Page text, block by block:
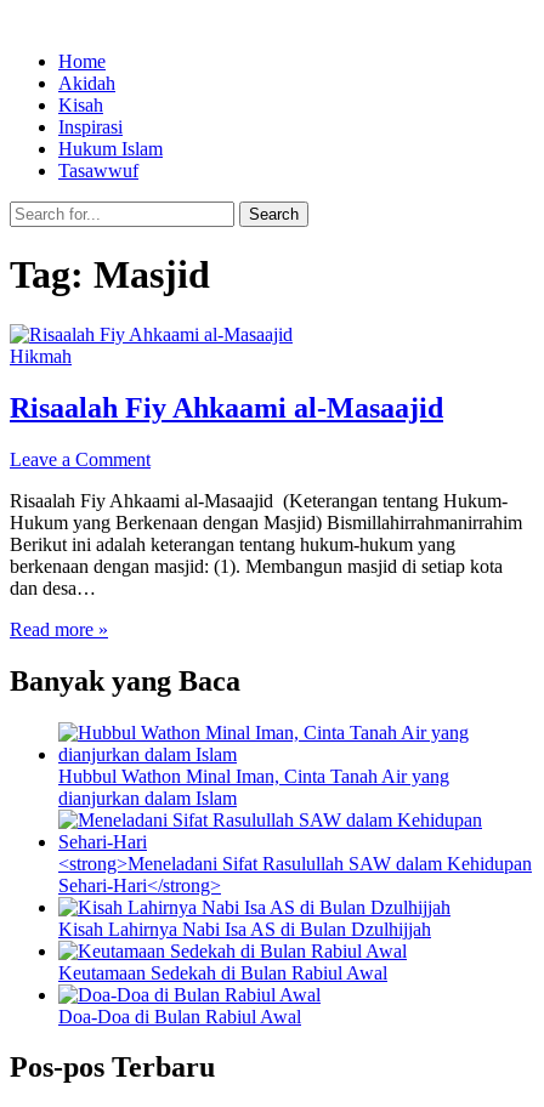
Home
Akidah
Kisah
Inspirasi
Hukum Islam
Tasawwuf
Search
Tag: Masjid
Hikmah
Risaalah Fiy Ahkaami al-Masaajid
Leave a Comment
Risaalah Fiy Ahkaami al-Masaajid (Keterangan tentang Hukum-
Hukum yang Berkenaan dengan Masjid) Bismillahirrahmanirrahim
Berikut ini adalah keterangan tentang hukum-hukum yang
berkenaan dengan masjid: (1). Membangun masjid di setiap kota
dan desa…
Read more »
Banyak yang Baca
Hubbul Wathon Minal Iman, Cinta Tanah Air yang
dianjurkan dalam Islam
<strong>Meneladani Sifat Rasulullah SAW dalam Kehidupan
Sehari-Hari</strong>
Kisah Lahirnya Nabi Isa AS di Bulan Dzulhijjah
Keutamaan Sedekah di Bulan Rabiul Awal
Doa-Doa di Bulan Rabiul Awal
Pos-pos Terbaru